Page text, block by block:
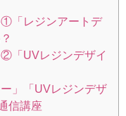
「レジンアートデ
「UVレジンデザイ
」「UVレジンデザ
信講座